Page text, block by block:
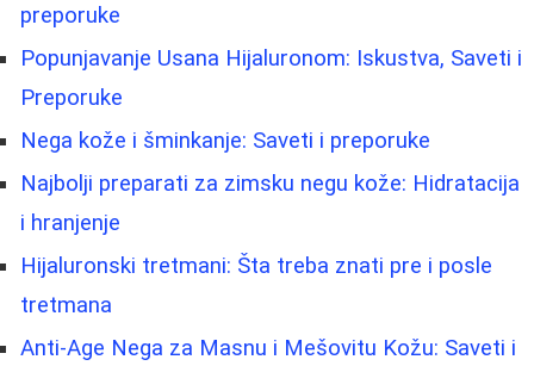
preporuke
Popunjavanje Usana Hijaluronom: Iskustva, Saveti i
Preporuke
Nega kože i šminkanje: Saveti i preporuke
Najbolji preparati za zimsku negu kože: Hidratacija
i hranjenje
Hijaluronski tretmani: Šta treba znati pre i posle
tretmana
Anti-Age Nega za Masnu i Mešovitu Kožu: Saveti i